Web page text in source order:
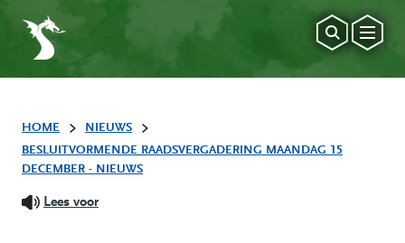
HOME
NIEUWS
BESLUITVORMENDE RAADSVERGADERING MAANDAG 15
DECEMBER - NIEUWS
Lees voor